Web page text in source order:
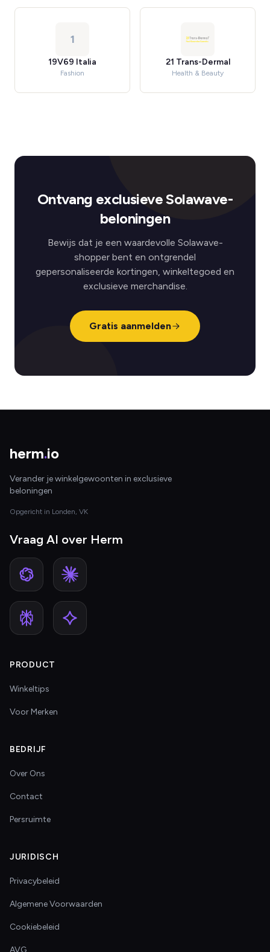
1
19V69 Italia
Fashion
21 Trans-Dermal
Health & Beauty
Ontvang exclusieve Solawave-
beloningen
Bewijs dat je een waardevolle Solawave-
shopper bent en ontgrendel
gepersonaliseerde kortingen, winkeltegoed en
exclusieve merchandise.
Gratis aanmelden
herm.io
Verander je winkelgewoonten in exclusieve
beloningen
Opgericht in Londen, VK
Vraag AI over Herm
PRODUCT
Winkeltips
Voor Merken
BEDRIJF
Over Ons
Contact
Persruimte
JURIDISCH
Privacybeleid
Algemene Voorwaarden
Cookiebeleid
AVG